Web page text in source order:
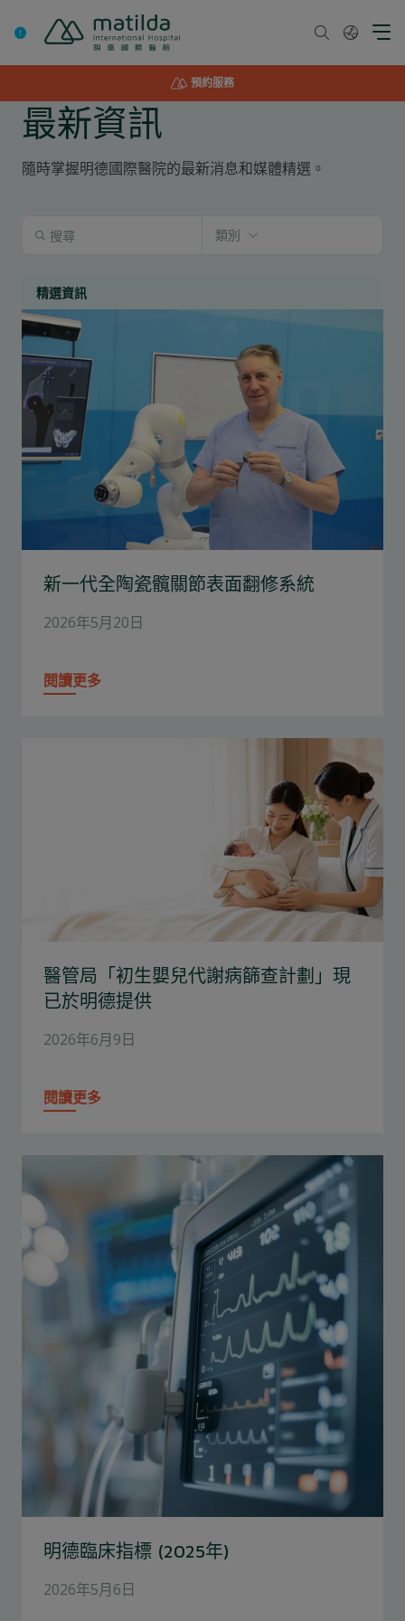
預約服務
最新資訊
隨時掌握明德國際醫院的最新消息和媒體精選。
類別
精選資訊
新一代全陶瓷髖關節表面翻修系統
2026年5月20日
閱讀更多
醫管局「初生嬰兒代謝病篩查計劃」現
已於明德提供
2026年6月9日
閱讀更多
明德臨床指標 (2025年)
2026年5月6日